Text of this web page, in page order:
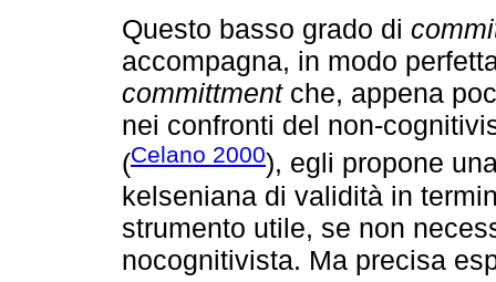
Questo basso grado di
accompagna, in modo
committment che, appena
nei confronti del non-
(Celano 2000), egli propone
kelseniana di validità in
strumento utile, se non
nocognitivista. Ma precisa